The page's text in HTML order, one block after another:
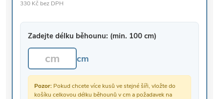
330 Kč bez DPH
Zadejte délku běhounu: (min. 100 cm)
cm
Pozor: Pokud chcete více kusů ve stejné šíři, vložte do
košíku celkovou délku běhounů v cm a požadavek na